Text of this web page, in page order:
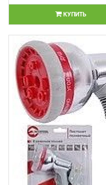
КУПИТЬ